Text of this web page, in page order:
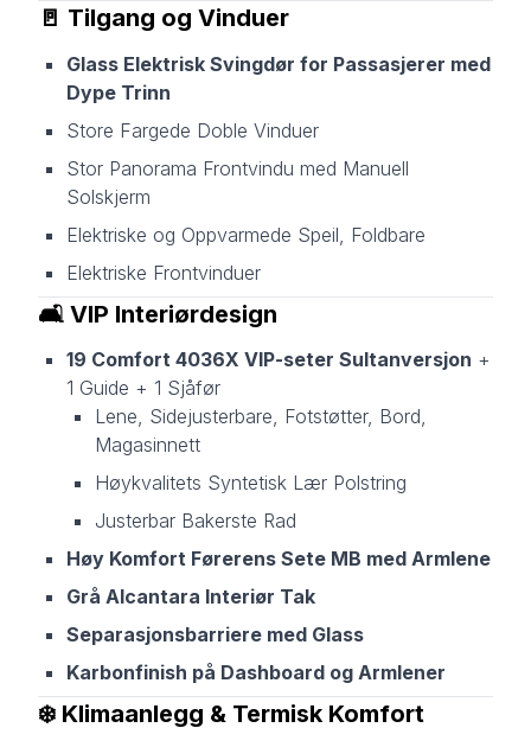
🚪 Tilgang og Vinduer
Glass Elektrisk Svingdør for Passasjerer med
Dype Trinn
Store Fargede Doble Vinduer
Stor Panorama Frontvindu med Manuell
Solskjerm
Elektriske og Oppvarmede Speil, Foldbare
Elektriske Frontvinduer
🛋️ VIP Interiørdesign
19 Comfort 4036X VIP-seter Sultanversjon +
1 Guide + 1 Sjåfør
Lene, Sidejusterbare, Fotstøtter, Bord,
Magasinnett
Høykvalitets Syntetisk Lær Polstring
Justerbar Bakerste Rad
Høy Komfort Førerens Sete MB med Armlene
Grå Alcantara Interiør Tak
Separasjonsbarriere med Glass
Karbonfinish på Dashboard og Armlener
❄️ Klimaanlegg & Termisk Komfort